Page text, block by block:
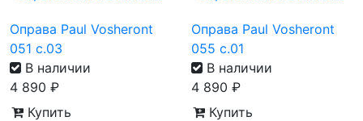
Оправа Paul Vosheront
051 с.03
В наличии
4 890 ₽
Купить
Оправа Paul Vosheront
055 с.01
В наличии
4 890 ₽
Купить